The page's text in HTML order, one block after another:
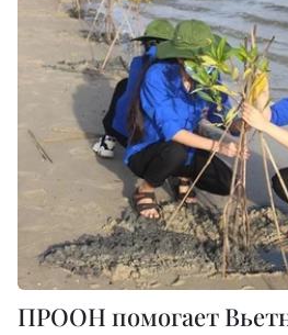
ПРООН помогает